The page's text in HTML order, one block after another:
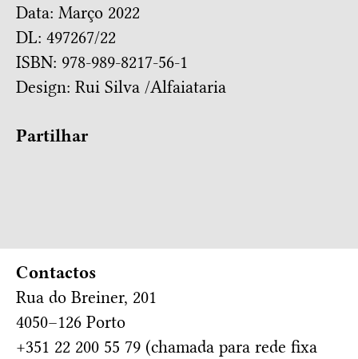
Data: Março 2022
DL: 497267/22
ISBN: 978-989-8217-56-1
Design: Rui Silva /Alfaiataria
Partilhar
Contactos
Rua do Breiner, 201
4050–126 Porto
+351 22 200 55 79 (chamada para rede fixa